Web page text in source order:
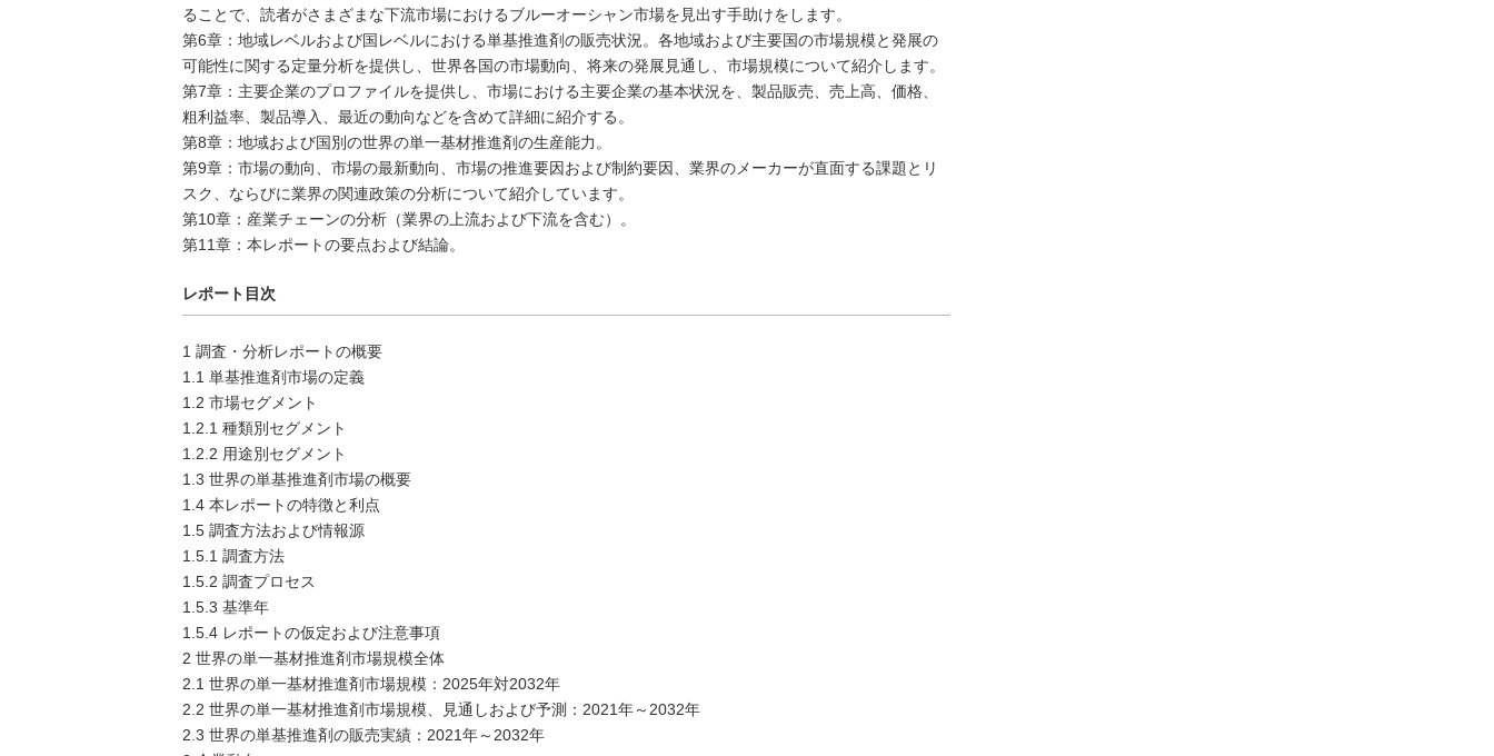
ることで、読者がさまざまな下流市場におけるブルーオーシャン市場を見出す手助けをします。
第6章：地域レベルおよび国レベルにおける単基推進剤の販売状況。各地域および主要国の市場規模と発展の
可能性に関する定量分析を提供し、世界各国の市場動向、将来の発展見通し、市場規模について紹介します。
第7章：主要企業のプロファイルを提供し、市場における主要企業の基本状況を、製品販売、売上高、価格、
粗利益率、製品導入、最近の動向などを含めて詳細に紹介する。
第8章：地域および国別の世界の単一基材推進剤の生産能力。
第9章：市場の動向、市場の最新動向、市場の推進要因および制約要因、業界のメーカーが直面する課題とリ
スク、ならびに業界の関連政策の分析について紹介しています。
第10章：産業チェーンの分析（業界の上流および下流を含む）。
第11章：本レポートの要点および結論。
レポート目次
1 調査・分析レポートの概要
1.1 単基推進剤市場の定義
1.2 市場セグメント
1.2.1 種類別セグメント
1.2.2 用途別セグメント
1.3 世界の単基推進剤市場の概要
1.4 本レポートの特徴と利点
1.5 調査方法および情報源
1.5.1 調査方法
1.5.2 調査プロセス
1.5.3 基準年
1.5.4 レポートの仮定および注意事項
2 世界の単一基材推進剤市場規模全体
2.1 世界の単一基材推進剤市場規模：2025年対2032年
2.2 世界の単一基材推進剤市場規模、見通しおよび予測：2021年～2032年
2.3 世界の単基推進剤の販売実績：2021年～2032年